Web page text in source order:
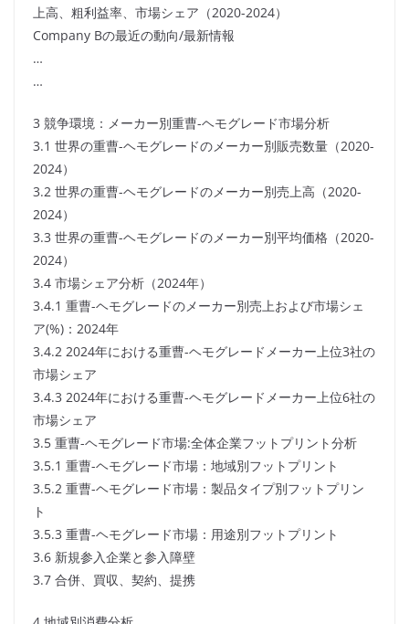
上高、粗利益率、市場シェア（2020-2024）
Company Bの最近の動向/最新情報
…
…
3 競争環境：メーカー別重曹-ヘモグレード市場分析
3.1 世界の重曹-ヘモグレードのメーカー別販売数量（2020-
2024）
3.2 世界の重曹-ヘモグレードのメーカー別売上高（2020-
2024）
3.3 世界の重曹-ヘモグレードのメーカー別平均価格（2020-
2024）
3.4 市場シェア分析（2024年）
3.4.1 重曹-ヘモグレードのメーカー別売上および市場シェ
ア(%)：2024年
3.4.2 2024年における重曹-ヘモグレードメーカー上位3社の
市場シェア
3.4.3 2024年における重曹-ヘモグレードメーカー上位6社の
市場シェア
3.5 重曹-ヘモグレード市場:全体企業フットプリント分析
3.5.1 重曹-ヘモグレード市場：地域別フットプリント
3.5.2 重曹-ヘモグレード市場：製品タイプ別フットプリン
ト
3.5.3 重曹-ヘモグレード市場：用途別フットプリント
3.6 新規参入企業と参入障壁
3.7 合併、買収、契約、提携